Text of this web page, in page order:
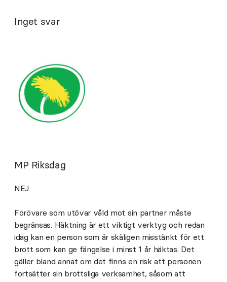
Inget svar
MP Riksdag
NEJ
Förövare som utövar våld mot sin partner måste
begränsas. Häktning är ett viktigt verktyg och redan
idag kan en person som är skäligen misstänkt för ett
brott som kan ge fängelse i minst 1 år häktas. Det
gäller bland annat om det finns en risk att personen
fortsätter sin brottsliga verksamhet, såsom att